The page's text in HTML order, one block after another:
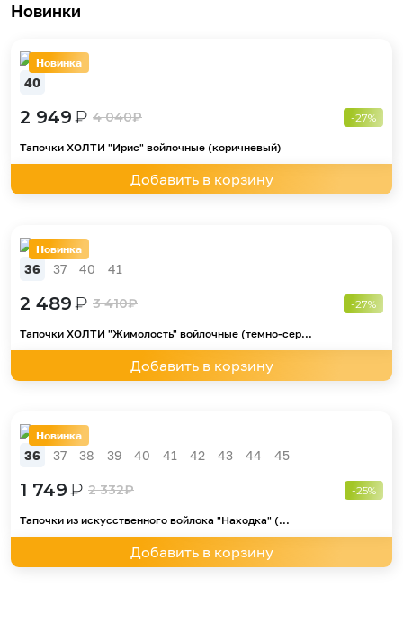
Новинки
Новинка
40
2 949₽ 4 040₽ -27%
Тапочки ХОЛТИ "Ирис" войлочные (коричневый)
Добавить в корзину
Новинка
36 37 40 41
2 489₽ 3 410₽ -27%
Тапочки ХОЛТИ "Жимолость" войлочные (темно-сер...
Добавить в корзину
Новинка
36 37 38 39 40 41 42 43 44 45
1 749₽ 2 332₽ -25%
Тапочки из искусственного войлока "Находка" (...
Добавить в корзину